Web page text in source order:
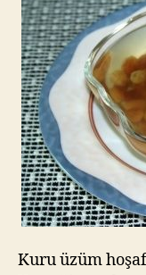
Kuru üzüm